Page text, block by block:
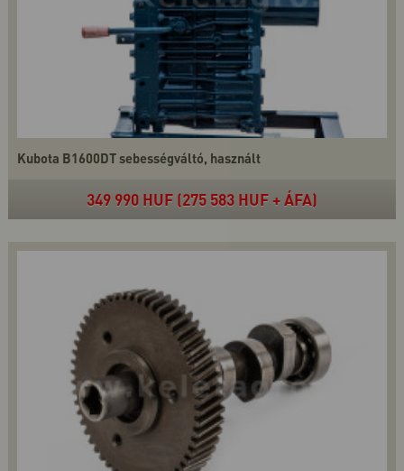
Kubota B1600DT sebességváltó, használt
349 990 HUF (275 583 HUF + ÁFA)